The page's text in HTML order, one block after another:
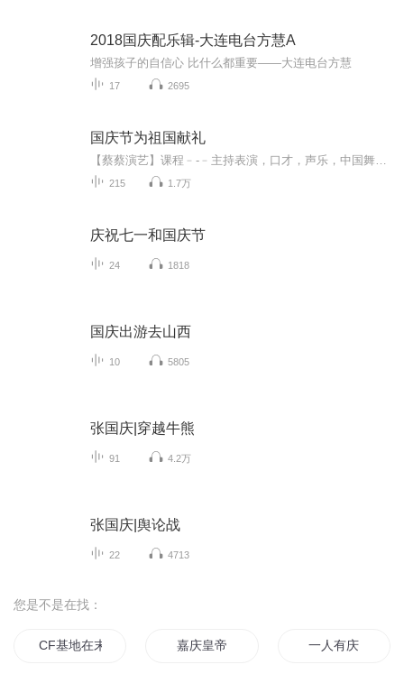
2018国庆配乐辑-大连电台方慧A
增强孩子的自信心 比什么都重要——大连电台方慧
17 2695
国庆节为祖国献礼
215 1.7万
庆祝七一和国庆节
24 1818
国庆出游去山西
10 5805
张国庆|穿越牛熊
91 4.2万
张国庆|舆论战
22 4713
您是不是在找：
CF基地在末世 嘉庆皇帝 一人有庆